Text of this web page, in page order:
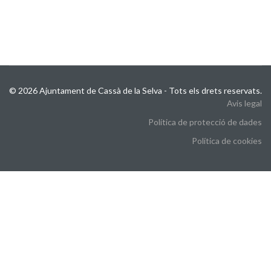
© 2026 Ajuntament de Cassà de la Selva - Tots els drets reservats.
Avis legal
Política de protecció de dades
Política de cookies